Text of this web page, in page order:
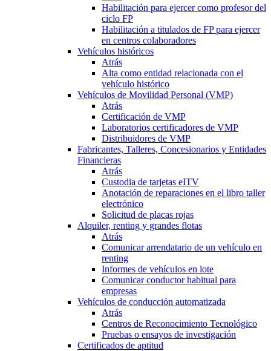
Habilitación para ejercer como profesor del
ciclo FP
Habilitación a titulados de FP para ejercer
en centros colaboradores
Vehículos históricos
Atrás
Alta como entidad relacionada con el
vehículo histórico
Vehículos de Movilidad Personal (VMP)
Atrás
Certificación de VMP
Laboratorios certificadores de VMP
Distribuidores de VMP
Fabricantes, Talleres, Concesionarios y Entidades
Financieras
Atrás
Custodia de tarjetas eITV
Anotación de reparaciones en el libro taller
electrónico
Solicitud de placas rojas
Alquiler, renting y grandes flotas
Atrás
Comunicar arrendatario de un vehículo en
renting
Informes de vehículos en lote
Comunicar conductor habitual para
empresas
Vehículos de conducción automatizada
Atrás
Centros de Reconocimiento Tecnológico
Pruebas o ensayos de investigación
Certificados de aptitud